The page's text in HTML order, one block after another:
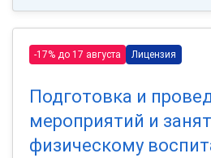
-17% до 17 августа Лицензия
Подготовка и
мероприятий и
физическому